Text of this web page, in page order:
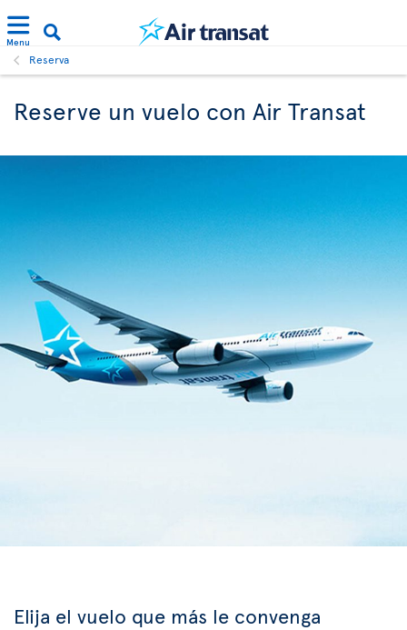
Menu
Reserva
Reserve un vuelo con Air Transat
Elija el vuelo que más le convenga